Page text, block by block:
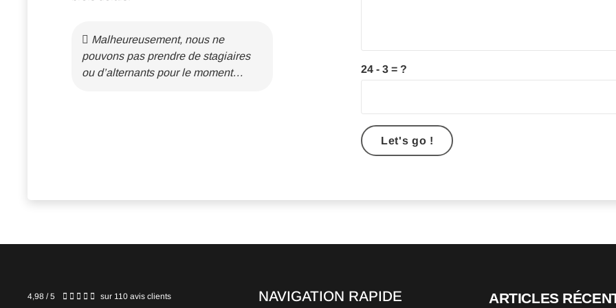
Malheureusement, nous ne
pouvons pas prendre de stagiaires
ou d’alternants pour le moment…
24 - 3 = ?
Let's go !
4,98 / 5 sur 110 avis clients NAVIGATION RAPIDE ARTICLES